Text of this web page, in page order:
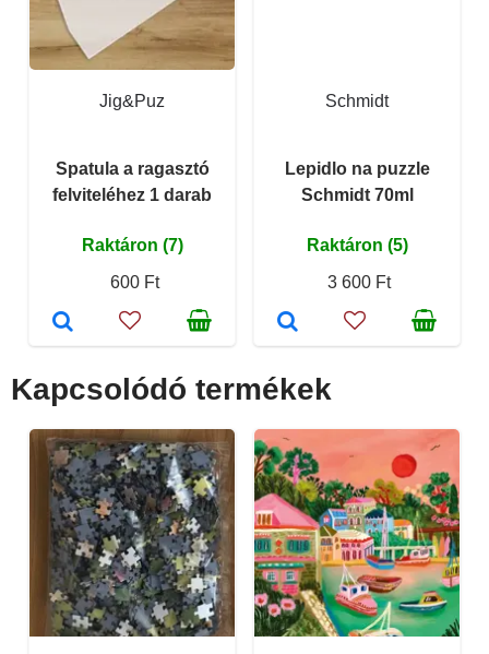
Jig&Puz
Spatula a ragasztó
felviteléhez 1 darab
Raktáron (7)
600 Ft
Schmidt
Lepidlo na puzzle
Schmidt 70ml
Raktáron (5)
3 600 Ft
Kapcsolódó termékek